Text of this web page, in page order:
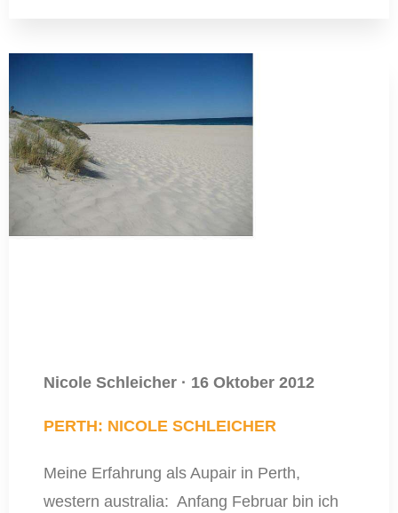
Nicole Schleicher · 16 Oktober 2012
PERTH: NICOLE SCHLEICHER
Meine Erfahrung als Aupair in Perth,
western australia: Anfang Februar bin ich